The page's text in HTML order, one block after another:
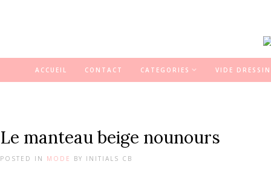
ACCUEIL CONTACT CATEGORIES VIDE
Le manteau beige nounours
POSTED IN MODE BY INITIALS CB